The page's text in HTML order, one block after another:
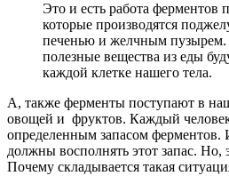
Это и есть работа ферментов
которые производятся
печенью и желчным пузырем.
полезные вещества из еды
каждой клетке нашего тела.
А, также ферменты поступают в
овощей и фруктов. Каждый
определенным запасом
должны восполнять этот запас. Но,
Почему складывается такая